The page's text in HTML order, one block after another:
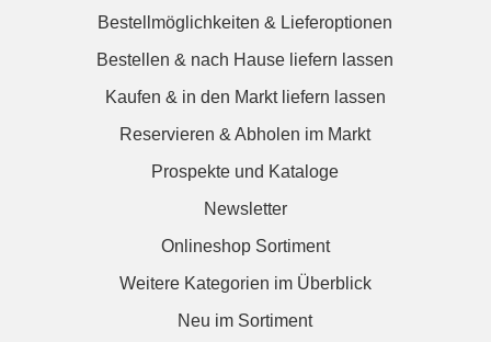
Bestellmöglichkeiten & Lieferoptionen
Bestellen & nach Hause liefern lassen
Kaufen & in den Markt liefern lassen
Reservieren & Abholen im Markt
Prospekte und Kataloge
Newsletter
Onlineshop Sortiment
Weitere Kategorien im Überblick
Neu im Sortiment